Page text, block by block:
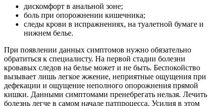
дискомфорт в анальной зоне;
боль при опорожнении кишечника;
следы крови в испражнениях, на туалетной бумаге и
нижнем белье.
При появлении данных симптомов нужно обязательно
обратиться к специалисту. На первой стадии болезни
кровавых следов на белье может и не быть. Беспокойство
вызывает лишь легкое жжение, неприятные ощущения при
дефекации и ощущение неполного опорожнения прямой
кишки. Данными симптомами пренебрегать нельзя. Лечить
болезнь легче в самом начале патпроцесса. Усилия в этом